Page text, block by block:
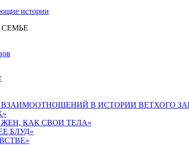
истории
В ИСТОРИИ ВЕТХОГО
КАК СВОИ ТЕЛА»
БЛУД»